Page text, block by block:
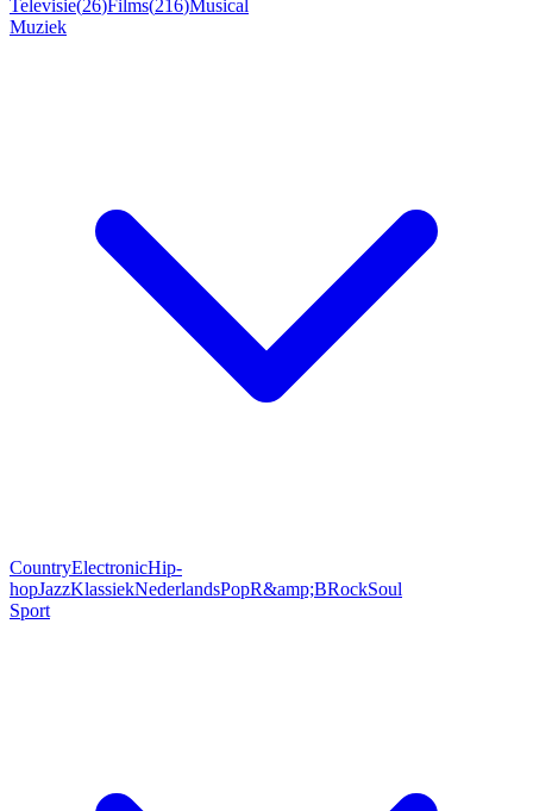
Televisie(26)Films(216)Musical
Muziek
CountryElectronicHip-
hopJazzKlassiekNederlandsPopR&amp;BRockSoul
Sport